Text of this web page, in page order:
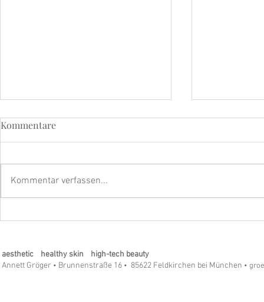
LSF – Der wichtigste Anti-
Refining
Kommentare
Kommentar verfassen...
aesthetic healthy skin high-tech beauty
Annett Gröger • Brunnenstraße 16 • 85622 Feldkirchen bei München •